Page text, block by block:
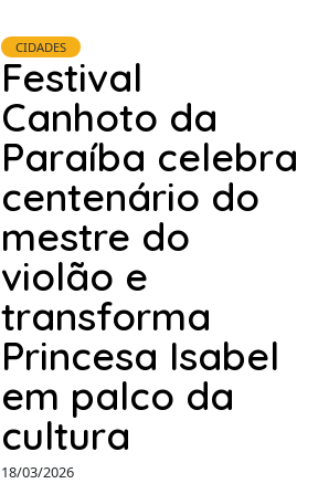
CIDADES
Festival
Canhoto da
Paraíba celebra
centenário do
mestre do
violão e
transforma
Princesa Isabel
em palco da
cultura
18/03/2026